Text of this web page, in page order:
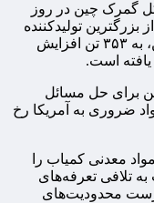
گمرک چین در روز
تولیدکننده
مواد معدنی کمیاب جهان به آمریکا در ژوئن، به ۳۵۳ تن افزایش
برای حل مسائل
ضروری به آمریکا رخ
مواد معدنی کمیاب را
تلافی تعرفه‌های
محدودیت‌های